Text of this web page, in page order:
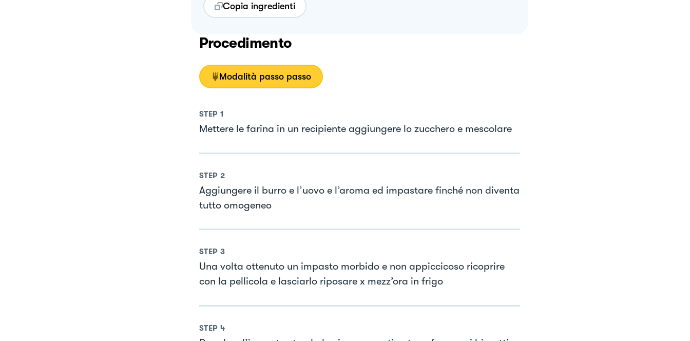
Copia ingredienti
Procedimento
Modalità passo passo
STEP 1
Mettere le farina in un recipiente aggiungere lo zucchero e mescolare
STEP 2
Aggiungere il burro e l’uovo e l’aroma ed impastare finché non diventa
tutto omogeneo
STEP 3
Una volta ottenuto un impasto morbido e non appiccicoso ricoprire
con la pellicola e lasciarlo riposare x mezz’ora in frigo
STEP 4